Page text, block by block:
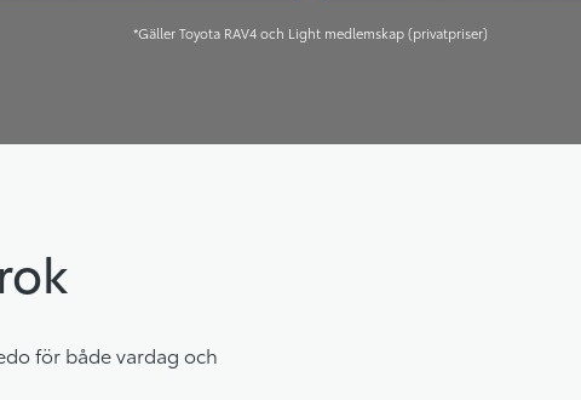
*Gäller Toyota RAV4 och Light medlemskap (privatpriser)
för både vardag och